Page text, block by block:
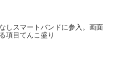
しスマートバンドに参入。画面
項目てんこ盛り